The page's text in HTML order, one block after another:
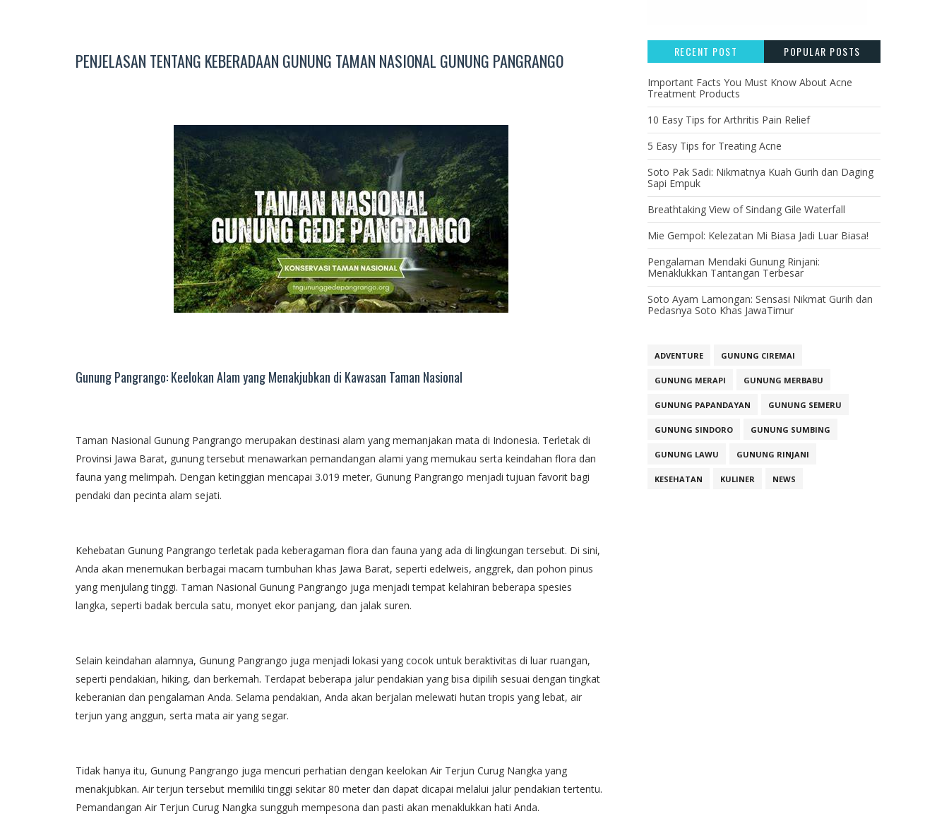
PENJELASAN TENTANG KEBERADAAN GUNUNG TAMAN NASIONAL GUNUNG PANGRANGO
Gunung Pangrango: Keelokan Alam yang Menakjubkan di Kawasan Taman Nasional
Taman Nasional Gunung Pangrango merupakan destinasi alam yang memanjakan mata di Indonesia. Terletak di
Provinsi Jawa Barat, gunung tersebut menawarkan pemandangan alami yang memukau serta keindahan flora dan
fauna yang melimpah. Dengan ketinggian mencapai 3.019 meter, Gunung Pangrango menjadi tujuan favorit bagi
pendaki dan pecinta alam sejati.
Kehebatan Gunung Pangrango terletak pada keberagaman flora dan fauna yang ada di lingkungan tersebut. Di sini,
Anda akan menemukan berbagai macam tumbuhan khas Jawa Barat, seperti edelweis, anggrek, dan pohon pinus
yang menjulang tinggi. Taman Nasional Gunung Pangrango juga menjadi tempat kelahiran beberapa spesies
langka, seperti badak bercula satu, monyet ekor panjang, dan jalak suren.
Selain keindahan alamnya, Gunung Pangrango juga menjadi lokasi yang cocok untuk beraktivitas di luar ruangan,
seperti pendakian, hiking, dan berkemah. Terdapat beberapa jalur pendakian yang bisa dipilih sesuai dengan tingkat
keberanian dan pengalaman Anda. Selama pendakian, Anda akan berjalan melewati hutan tropis yang lebat, air
terjun yang anggun, serta mata air yang segar.
Tidak hanya itu, Gunung Pangrango juga mencuri perhatian dengan keelokan Air Terjun Curug Nangka yang
menakjubkan. Air terjun tersebut memiliki tinggi sekitar 80 meter dan dapat dicapai melalui jalur pendakian tertentu.
Pemandangan Air Terjun Curug Nangka sungguh mempesona dan pasti akan menaklukkan hati Anda.
RECENT POST POPULAR POSTS
Important Facts You Must Know About Acne
Treatment Products
10 Easy Tips for Arthritis Pain Relief
5 Easy Tips for Treating Acne
Soto Pak Sadi: Nikmatnya Kuah Gurih dan Daging
Sapi Empuk
Breathtaking View of Sindang Gile Waterfall
Mie Gempol: Kelezatan Mi Biasa Jadi Luar Biasa!
Pengalaman Mendaki Gunung Rinjani:
Menaklukkan Tantangan Terbesar
Soto Ayam Lamongan: Sensasi Nikmat Gurih dan
Pedasnya Soto Khas JawaTimur
ADVENTURE GUNUNG CIREMAI
GUNUNG MERAPI GUNUNG MERBABU
GUNUNG PAPANDAYAN GUNUNG SEMERU
GUNUNG SINDORO GUNUNG SUMBING
GUNUNG LAWU GUNUNG RINJANI
KESEHATAN KULINER NEWS